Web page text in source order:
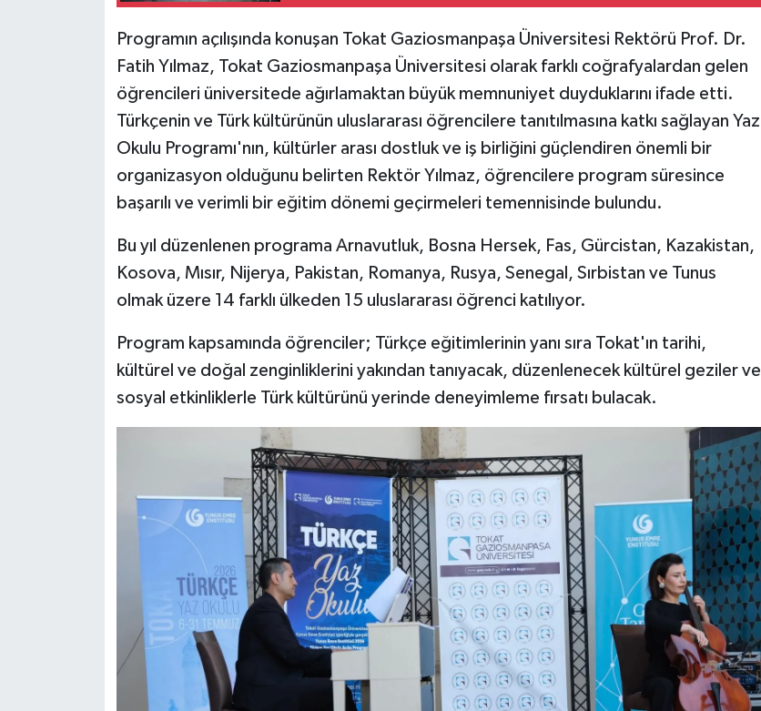
Programın açılışında konuşan Tokat Gaziosmanpaşa Üniversitesi Rektörü Prof. Dr.
Fatih Yılmaz, Tokat Gaziosmanpaşa Üniversitesi olarak farklı coğrafyalardan gelen
öğrencileri üniversitede ağırlamaktan büyük memnuniyet duyduklarını ifade etti.
Türkçenin ve Türk kültürünün uluslararası öğrencilere tanıtılmasına katkı sağlayan Yaz
Okulu Programı'nın, kültürler arası dostluk ve iş birliğini güçlendiren önemli bir
organizasyon olduğunu belirten Rektör Yılmaz, öğrencilere program süresince
başarılı ve verimli bir eğitim dönemi geçirmeleri temennisinde bulundu.
Bu yıl düzenlenen programa Arnavutluk, Bosna Hersek, Fas, Gürcistan, Kazakistan,
Kosova, Mısır, Nijerya, Pakistan, Romanya, Rusya, Senegal, Sırbistan ve Tunus
olmak üzere 14 farklı ülkeden 15 uluslararası öğrenci katılıyor.
Program kapsamında öğrenciler; Türkçe eğitimlerinin yanı sıra Tokat'ın tarihi,
kültürel ve doğal zenginliklerini yakından tanıyacak, düzenlenecek kültürel geziler ve
sosyal etkinliklerle Türk kültürünü yerinde deneyimleme fırsatı bulacak.